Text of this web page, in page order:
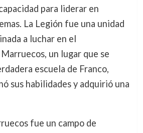
para liderar en
La Legión fue una unidad
a luchar en el
un lugar que se
escuela de Franco,
sus habilidades y adquirió una
fue un campo de